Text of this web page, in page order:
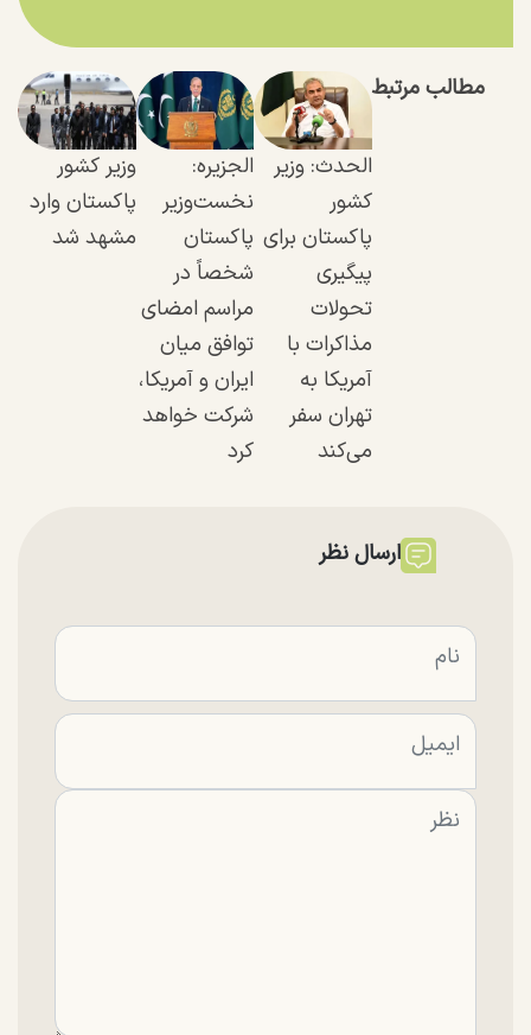
مطالب مرتبط
الحدث: وزیر
کشور
پاکستان برای
پیگیری
تحولات
مذاکرات با
آمریکا به
تهران سفر
می‌کند
الجزیره:
نخست‌وزیر
پاکستان
شخصاً در
مراسم امضای
توافق میان
ایران و آمریکا،
شرکت خواهد
کرد
وزیر کشور
پاکستان وارد
مشهد شد
ارسال نظر